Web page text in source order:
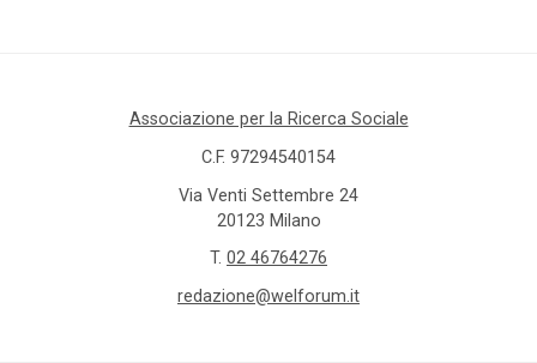
Associazione per la Ricerca Sociale
C.F. 97294540154
Via Venti Settembre 24
20123 Milano
T. 02 46764276
redazione@welforum.it